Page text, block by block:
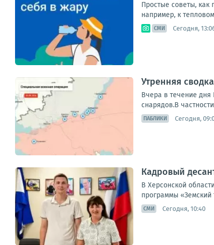
Простые советы, как
например, к
СМИ Сегодня,
Утренняя
Вчера в течение дня
снарядов.В
ПАБЛИКИ Сегодня,
Кадровый
В Херсонской
программы «Земский
СМИ Сегодня, 10:40